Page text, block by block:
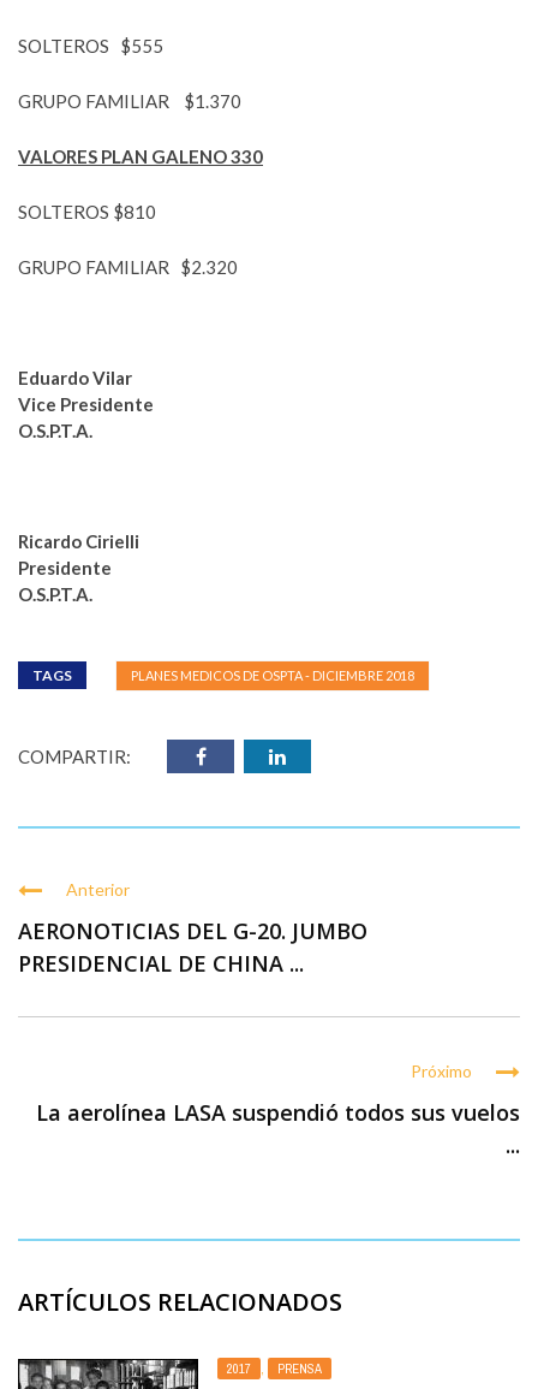
SOLTEROS $555
GRUPO FAMILIAR $1.370
VALORES PLAN GALENO 330
SOLTEROS $810
GRUPO FAMILIAR $2.320
Eduardo Vilar
Vice Presidente
O.S.P.T.A.
Ricardo Cirielli
Presidente
O.S.P.T.A.
TAGS PLANES MEDICOS DE OSPTA - DICIEMBRE 2018
COMPARTIR:
Anterior
AERONOTICIAS DEL G-20. JUMBO
PRESIDENCIAL DE CHINA ...
Próximo
La aerolínea LASA suspendió todos sus vuelos
...
ARTÍCULOS RELACIONADOS
2017 , PRENSA